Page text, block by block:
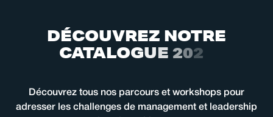
DÉCOUVREZ NOTRE
CATALOGUE 202
Découvrez tous nos parcours et workshops pour
adresser les challenges de management et leadership